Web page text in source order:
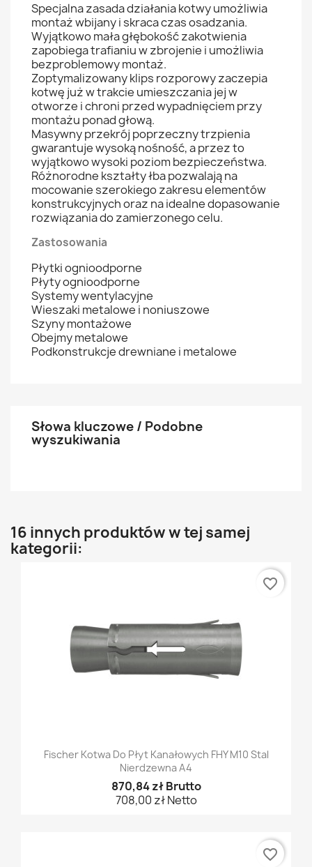
Specjalna zasada działania kotwy umożliwia
montaż wbijany i skraca czas osadzania.
Wyjątkowo mała głębokość zakotwienia
zapobiega trafianiu w zbrojenie i umożliwia
bezproblemowy montaż.
Zoptymalizowany klips rozporowy zaczepia
kotwę już w trakcie umieszczania jej w
otworze i chroni przed wypadnięciem przy
montażu ponad głową.
Masywny przekrój poprzeczny trzpienia
gwarantuje wysoką nośność, a przez to
wyjątkowo wysoki poziom bezpieczeństwa.
Różnorodne kształty łba pozwalają na
mocowanie szerokiego zakresu elementów
konstrukcyjnych oraz na idealne dopasowanie
rozwiązania do zamierzonego celu.
Zastosowania
Płytki ognioodporne
Płyty ognioodporne
Systemy wentylacyjne
Wieszaki metalowe i noniuszowe
Szyny montażowe
Obejmy metalowe
Podkonstrukcje drewniane i metalowe
Słowa kluczowe / Podobne
wyszukiwania
16 innych produktów w tej samej
kategorii:
Fischer Kotwa Do Płyt Kanałowych FHY M10 Stal
Nierdzewna A4
870,84 zł Brutto
708,00 zł Netto
favorite_border
favorite_border